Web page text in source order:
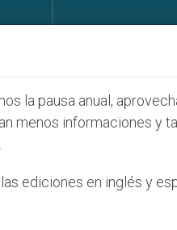
católico
la pausa anual,
menos informaciones y
ediciones en inglés y